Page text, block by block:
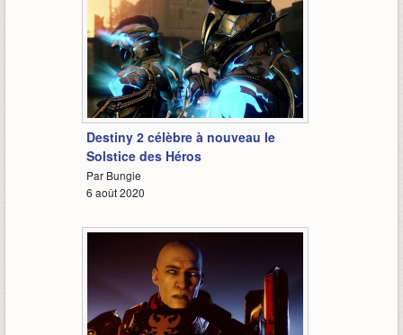
0:51
Destiny 2 célèbre à nouveau le
Solstice des Héros
Par Bungie
6 août 2020